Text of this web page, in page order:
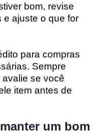
bom, revise
e ajuste o que for
para compras
Sempre
se você
item antes de
um bom